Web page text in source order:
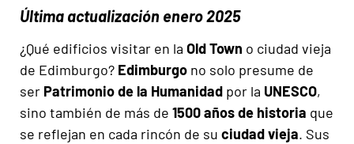
Última actualización enero 2025
¿Qué edificios visitar en la Old Town o ciudad vieja
de Edimburgo? Edimburgo no solo presume de
ser Patrimonio de la Humanidad por la UNESCO,
sino también de más de 1500 años de historia que
se reflejan en cada rincón de su ciudad vieja. Sus